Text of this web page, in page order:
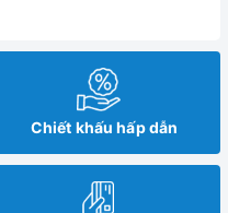
Chiết khấu hấp dẫn